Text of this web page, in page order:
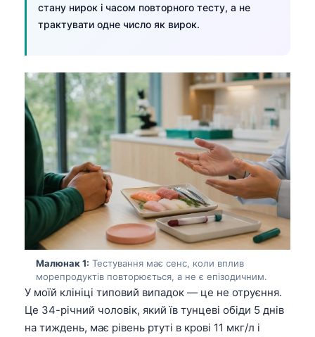
стану нирок і часом повторного тесту, а не
трактувати одне число як вирок.
Малюнак 1: Тестування має сенс, коли вплив
морепродуктів повторюється, а не є епізодичним.
У моїй клініці типовий випадок — це не отруєння.
Це 34-річний чоловік, який їв тунцеві обіди 5 днів
на тиждень, має рівень ртуті в крові 11 мкг/л і